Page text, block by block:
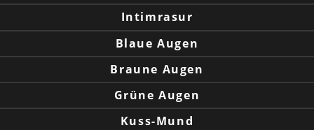
Intimrasur
Blaue Augen
Braune Augen
Grüne Augen
Kuss-Mund